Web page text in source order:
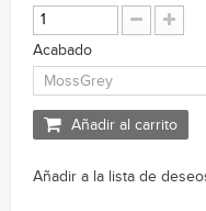
Acabado
Añadir al carrito
Añadir a la lista de